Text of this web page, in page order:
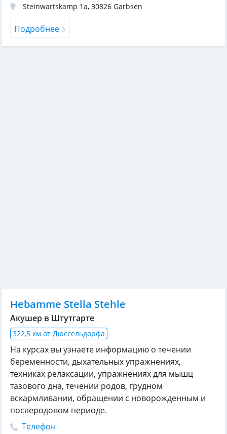
Steinwartskamp 1a, 30826 Garbsen
Подробнее
Hebamme Stella Stehle
Акушер в Штутгарте
322,5 км от Дюссельдорфа
На курсах вы узнаете информацию о течении
беременности, дыхательных упражнениях,
техниках релаксации, упражнениях для мышц
тазового дна, течении родов, грудном
вскармливании, обращении с новорожденным и
послеродовом периоде.
Телефон